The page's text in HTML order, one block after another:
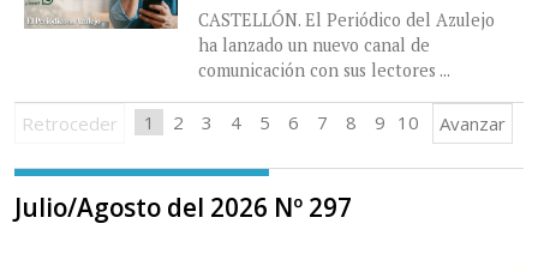
CASTELLÓN. El Periódico del Azulejo
ha lanzado un nuevo canal de
comunicación con sus lectores ...
Retroceder 1 2 3 4 5 6 7 8 9 10 Avanzar
Julio/Agosto del 2026 Nº 297